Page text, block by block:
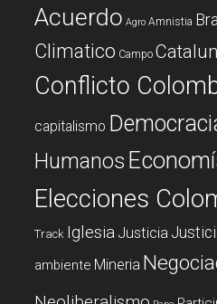
Acuerdo Agro Amnistia
Climatico Campo
Conflicto
capitalismo
Humanos
Elecciones
Track Iglesia Justicia
ambiente Mineria